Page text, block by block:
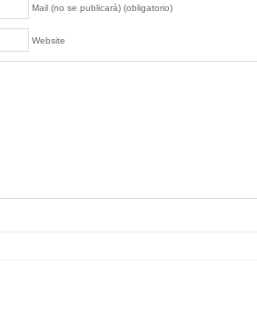
Mail (no se publicará) (obligatorio)
Website